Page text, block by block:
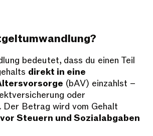
bedeutet, dass du einen Teil
direkt in eine
(bAV) einzahlst –
oder
Der Betrag wird vom Gehalt
Steuern und Sozialabgaben